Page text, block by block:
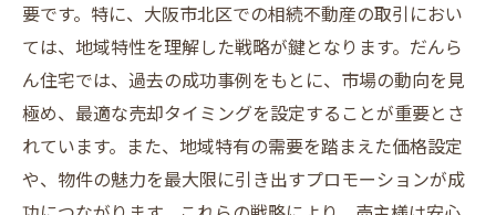
要です。特に、大阪市北区での相続不動産の取引におい
ては、地域特性を理解した戦略が鍵となります。だんら
ん住宅では、過去の成功事例をもとに、市場の動向を見
極め、最適な売却タイミングを設定することが重要とさ
れています。また、地域特有の需要を踏まえた価格設定
や、物件の魅力を最大限に引き出すプロモーションが成